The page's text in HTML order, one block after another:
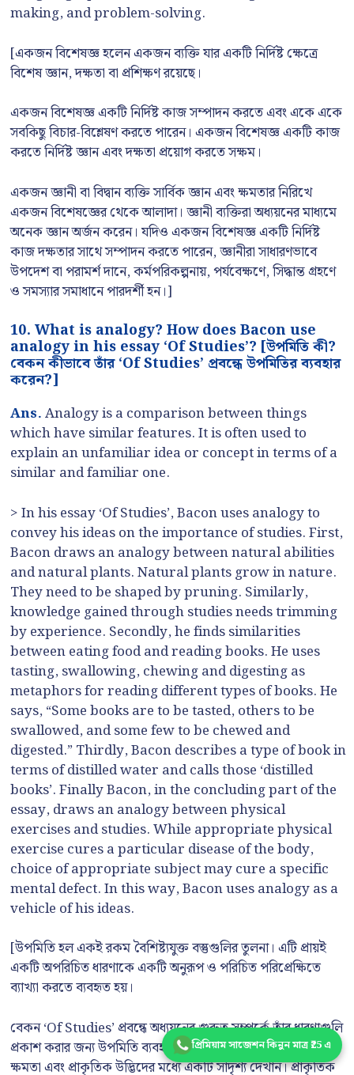
making, and problem-solving.
[একজন বিশেষজ্ঞ হলেন একজন ব্যক্তি যার একটি নির্দিষ্ট ক্ষেত্রে
বিশেষ জ্ঞান, দক্ষতা বা প্রশিক্ষণ রয়েছে।
একজন বিশেষজ্ঞ একটি নির্দিষ্ট কাজ সম্পাদন করতে এবং একে একে
সবকিছু বিচার-বিশ্লেষণ করতে পারেন। একজন বিশেষজ্ঞ একটি কাজ
করতে নির্দিষ্ট জ্ঞান এবং দক্ষতা প্রয়োগ করতে সক্ষম।
একজন জ্ঞানী বা বিদ্বান ব্যক্তি সার্বিক জ্ঞান এবং ক্ষমতার নিরিখে
একজন বিশেষজ্ঞের থেকে আলাদা। জ্ঞানী ব্যক্তিরা অধ্যয়নের মাধ্যমে
অনেক জ্ঞান অর্জন করেন। যদিও একজন বিশেষজ্ঞ একটি নির্দিষ্ট
কাজ দক্ষতার সাথে সম্পাদন করতে পারেন, জ্ঞানীরা সাধারণভাবে
উপদেশ বা পরামর্শ দানে, কর্মপরিকল্পনায়, পর্যবেক্ষণে, সিদ্ধান্ত গ্রহণে
ও সমস্যার সমাধানে পারদর্শী হন।]
10. What is analogy? How does Bacon use
analogy in his essay ‘Of Studies’? [উপমিতি কী?
বেকন কীভাবে তাঁর ‘Of Studies’ প্রবন্ধে উপমিতির ব্যবহার
করেন?]
Ans.Analogy is a comparison between things
which have similar features. It is often used to
explain an unfamiliar idea or concept in terms of a
similar and familiar one.
> In his essay ‘Of Studies’, Bacon uses analogy to
convey his ideas on the importance of studies. First,
Bacon draws an analogy between natural abilities
and natural plants. Natural plants grow in nature.
They need to be shaped by pruning. Similarly,
knowledge gained through studies needs trimming
by experience. Secondly, he finds similarities
between eating food and reading books. He uses
tasting, swallowing, chewing and digesting as
metaphors for reading different types of books. He
says, “Some books are to be tasted, others to be
swallowed, and some few to be chewed and
digested.” Thirdly, Bacon describes a type of book in
terms of distilled water and calls those ‘distilled
books’. Finally Bacon, in the concluding part of the
essay, draws an analogy between physical
exercises and studies. While appropriate physical
exercise cures a particular disease of the body,
choice of appropriate subject may cure a specific
mental defect. In this way, Bacon uses analogy as a
vehicle of his ideas.
[উপমিতি হল একই রকম বৈশিষ্ট্যযুক্ত বস্তুগুলির তুলনা। এটি প্রায়ই
একটি অপরিচিত ধারণাকে একটি অনুরূপ ও পরিচিত পরিপ্রেক্ষিতে
ব্যাখ্যা করতে ব্যবহৃত হয়।
বেকন ‘Of Studies’ প্রবন্ধে অধ্যয়নের গুরুত্ব সম্পর্কে তাঁর ধারণাগুলি
প্রকাশ করার জন্য উপমিতি ব্যবহার করেছেন। প্রথমত, বেকন সহজাত
ক্ষমতা এবং প্রাকৃতিক উদ্ভিদের মধ্যে একটি সাদৃশ্য দেখান। প্রাকৃতিক
প্রিমিয়াম সাজেশন কিনুন মাত্র ₹25 এ